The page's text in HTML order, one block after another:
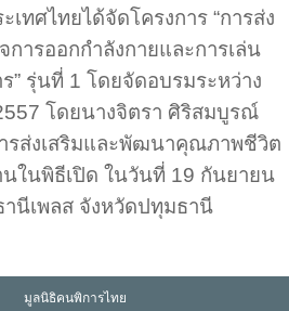
ทศไทยได้จัดโครงการ “การส่ง
การออกกำลังกายและการเล่น
” รุ่นที่ 1 โดยจัดอบรมระหว่าง
โดยนางจิตรา ศิริสมบูรณ์
รส่งเสริมและพัฒนาคุณภาพชีวิต
ในพิธีเปิด ในวันที่ 19 กันยายน
นีเพลส จังหวัดปทุมธานี
มูลนิธิคนพิการไทย